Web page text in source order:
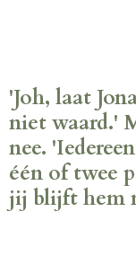
'Joh, laat
niet waard.'
nee.
één of twee
jij blijft hem